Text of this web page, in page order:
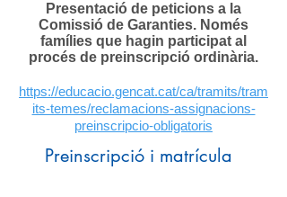
Presentació de peticions a la
Comissió de Garanties. Només
famílies que hagin participat al
procés de preinscripció ordinària.
https://educacio.gencat.cat/ca/tramits/tram
its-temes/reclamacions-assignacions-
preinscripcio-obligatoris
Preinscripció i matrícula